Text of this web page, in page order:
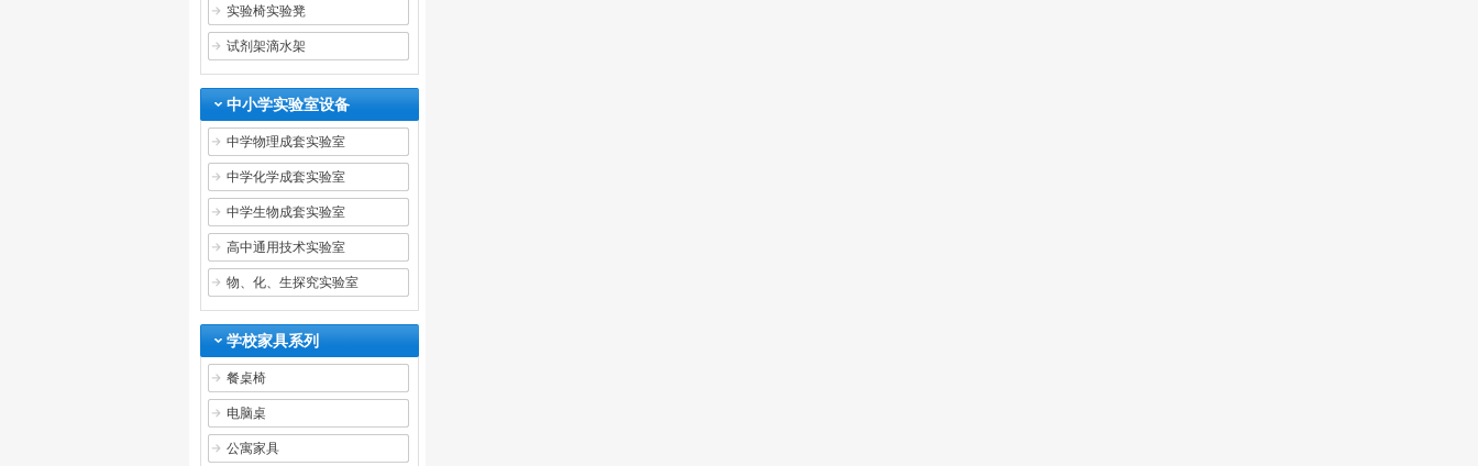
实验椅实验凳
试剂架滴水架
中小学实验室设备
中学物理成套实验室
中学化学成套实验室
中学生物成套实验室
高中通用技术实验室
物、化、生探究实验室
学校家具系列
餐桌椅
电脑桌
公寓家具